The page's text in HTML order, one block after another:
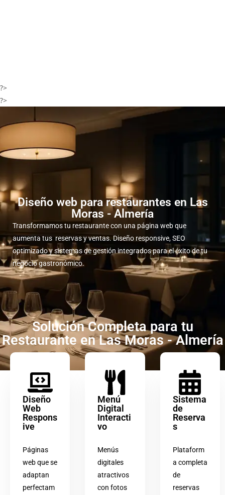
?>
?>
Diseño web para restaurantes en Las
Moras - Almería
Transformamos tu restaurante con una página web que
aumenta tus reservas y ventas. Diseño responsive, SEO
optimizado y sistemas de gestión integrados para el éxito de tu
negocio gastronómico.
Solución Completa para tu
Restaurante en Las Moras - Almería
Diseño
Web
Respons
ive
Páginas
web que se
adaptan
perfectam
Menú
Digital
Interacti
vo
Menús
digitales
atractivos
con fotos
Sistema
de
Reserva
s
Plataform
a completa
de
reservas